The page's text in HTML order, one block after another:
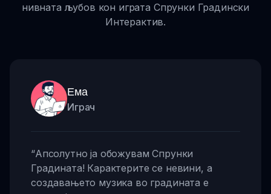
нивната љубов кон играта Спрунки Градински
Интерактив.
Ема
Играч
“Апсолутно ја обожувам Спрунки
Градината! Карактерите се невини, а
создавањето музика во градината е